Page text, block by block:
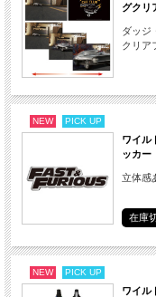
グクリ
ダッジ
クリア
NEW PICK UP
ワイル
ッカー
立体感
在庫
NEW PICK UP
ワイル